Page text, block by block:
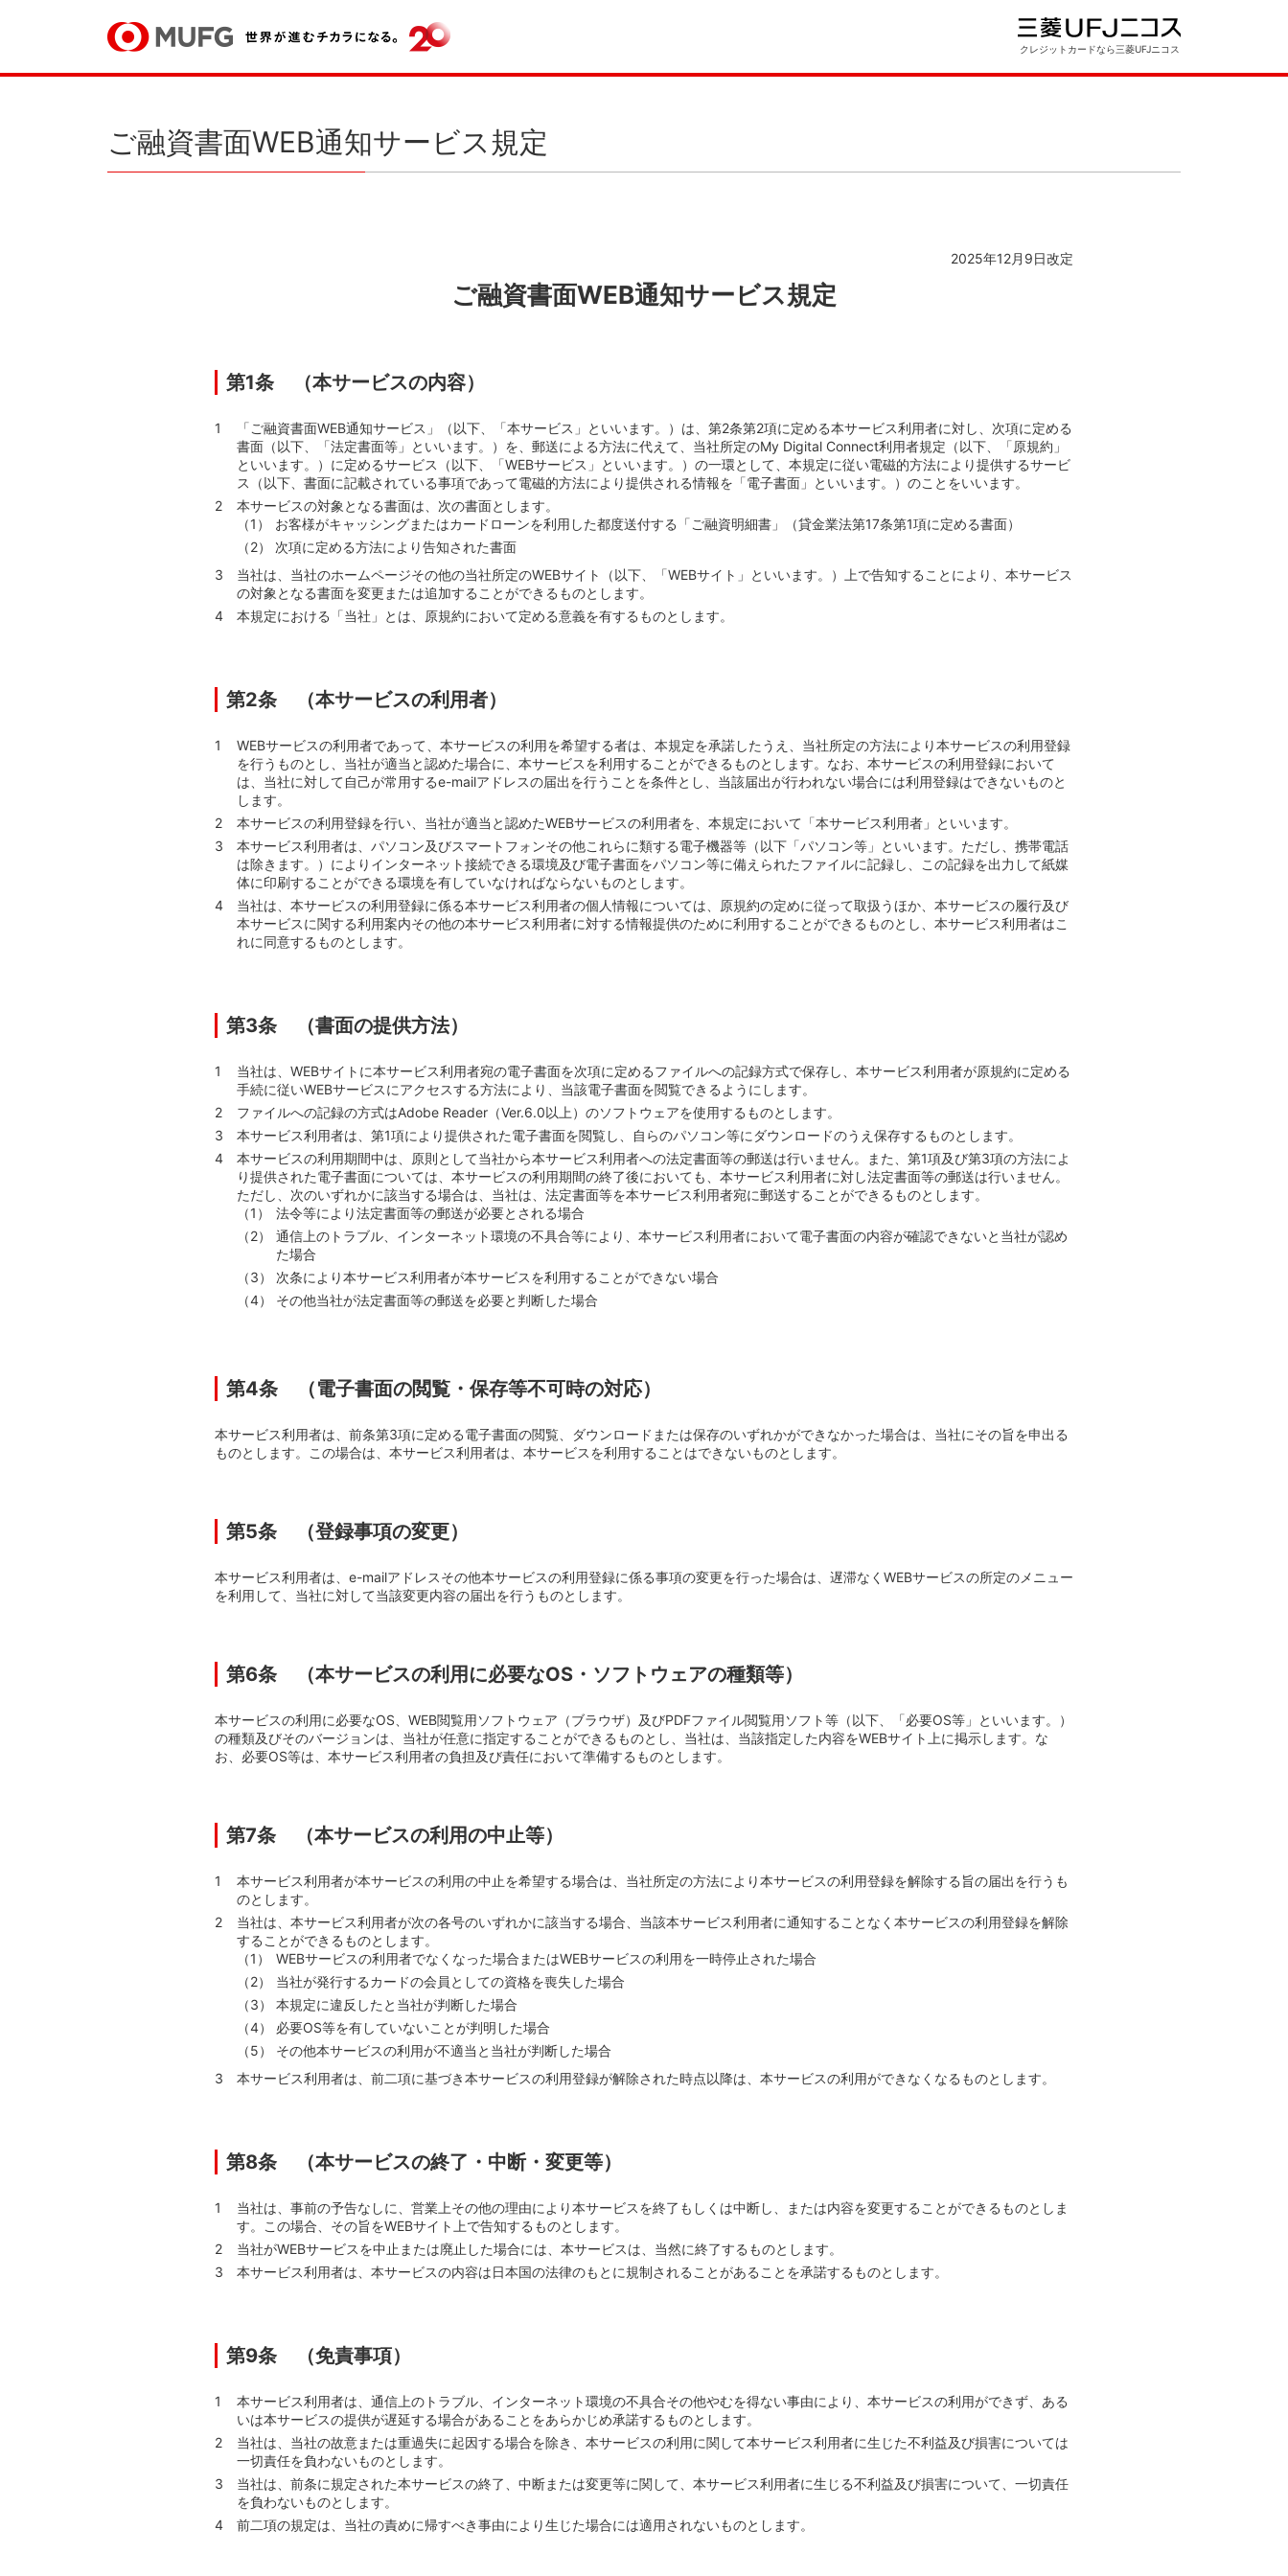
クレジットカードなら三菱UFJニコス
ご融資書面WEB通知サービス規定
2025年12月9日改定
ご融資書面WEB通知サービス規定
第1条 （本サービスの内容）
「ご融資書面WEB通知サービス」（以下、「本サービス」といいます。）は、第2条第2項に定める本サービス利用者に対し、次項に定める
書面（以下、「法定書面等」といいます。）を、郵送による方法に代えて、当社所定のMy Digital Connect利用者規定（以下、「原規約」
といいます。）に定めるサービス（以下、「WEBサービス」といいます。）の一環として、本規定に従い電磁的方法により提供するサービ
ス（以下、書面に記載されている事項であって電磁的方法により提供される情報を「電子書面」といいます。）のことをいいます。
本サービスの対象となる書面は、次の書面とします。
お客様がキャッシングまたはカードローンを利用した都度送付する「ご融資明細書」（貸金業法第17条第1項に定める書面）
次項に定める方法により告知された書面
当社は、当社のホームページその他の当社所定のWEBサイト（以下、「WEBサイト」といいます。）上で告知することにより、本サービス
の対象となる書面を変更または追加することができるものとします。
本規定における「当社」とは、原規約において定める意義を有するものとします。
第2条 （本サービスの利用者）
WEBサービスの利用者であって、本サービスの利用を希望する者は、本規定を承諾したうえ、当社所定の方法により本サービスの利用登録
を行うものとし、当社が適当と認めた場合に、本サービスを利用することができるものとします。なお、本サービスの利用登録において
は、当社に対して自己が常用するe-mailアドレスの届出を行うことを条件とし、当該届出が行われない場合には利用登録はできないものと
します。
本サービスの利用登録を行い、当社が適当と認めたWEBサービスの利用者を、本規定において「本サービス利用者」といいます。
本サービス利用者は、パソコン及びスマートフォンその他これらに類する電子機器等（以下「パソコン等」といいます。ただし、携帯電話
は除きます。）によりインターネット接続できる環境及び電子書面をパソコン等に備えられたファイルに記録し、この記録を出力して紙媒
体に印刷することができる環境を有していなければならないものとします。
当社は、本サービスの利用登録に係る本サービス利用者の個人情報については、原規約の定めに従って取扱うほか、本サービスの履行及び
本サービスに関する利用案内その他の本サービス利用者に対する情報提供のために利用することができるものとし、本サービス利用者はこ
れに同意するものとします。
第3条 （書面の提供方法）
当社は、WEBサイトに本サービス利用者宛の電子書面を次項に定めるファイルへの記録方式で保存し、本サービス利用者が原規約に定める
手続に従いWEBサービスにアクセスする方法により、当該電子書面を閲覧できるようにします。
ファイルへの記録の方式はAdobe Reader（Ver.6.0以上）のソフトウェアを使用するものとします。
本サービス利用者は、第1項により提供された電子書面を閲覧し、自らのパソコン等にダウンロードのうえ保存するものとします。
本サービスの利用期間中は、原則として当社から本サービス利用者への法定書面等の郵送は行いません。また、第1項及び第3項の方法によ
り提供された電子書面については、本サービスの利用期間の終了後においても、本サービス利用者に対し法定書面等の郵送は行いません。
ただし、次のいずれかに該当する場合は、当社は、法定書面等を本サービス利用者宛に郵送することができるものとします。
法令等により法定書面等の郵送が必要とされる場合
通信上のトラブル、インターネット環境の不具合等により、本サービス利用者において電子書面の内容が確認できないと当社が認め
た場合
次条により本サービス利用者が本サービスを利用することができない場合
その他当社が法定書面等の郵送を必要と判断した場合
第4条 （電子書面の閲覧・保存等不可時の対応）
本サービス利用者は、前条第3項に定める電子書面の閲覧、ダウンロードまたは保存のいずれかができなかった場合は、当社にその旨を申出る
ものとします。この場合は、本サービス利用者は、本サービスを利用することはできないものとします。
第5条 （登録事項の変更）
本サービス利用者は、e-mailアドレスその他本サービスの利用登録に係る事項の変更を行った場合は、遅滞なくWEBサービスの所定のメニュー
を利用して、当社に対して当該変更内容の届出を行うものとします。
第6条 （本サービスの利用に必要なOS・ソフトウェアの種類等）
本サービスの利用に必要なOS、WEB閲覧用ソフトウェア（ブラウザ）及びPDFファイル閲覧用ソフト等（以下、「必要OS等」といいます。）
の種類及びそのバージョンは、当社が任意に指定することができるものとし、当社は、当該指定した内容をWEBサイト上に掲示します。な
お、必要OS等は、本サービス利用者の負担及び責任において準備するものとします。
第7条 （本サービスの利用の中止等）
本サービス利用者が本サービスの利用の中止を希望する場合は、当社所定の方法により本サービスの利用登録を解除する旨の届出を行うも
のとします。
当社は、本サービス利用者が次の各号のいずれかに該当する場合、当該本サービス利用者に通知することなく本サービスの利用登録を解除
することができるものとします。
WEBサービスの利用者でなくなった場合またはWEBサービスの利用を一時停止された場合
当社が発行するカードの会員としての資格を喪失した場合
本規定に違反したと当社が判断した場合
必要OS等を有していないことが判明した場合
その他本サービスの利用が不適当と当社が判断した場合
本サービス利用者は、前二項に基づき本サービスの利用登録が解除された時点以降は、本サービスの利用ができなくなるものとします。
第8条 （本サービスの終了・中断・変更等）
当社は、事前の予告なしに、営業上その他の理由により本サービスを終了もしくは中断し、または内容を変更することができるものとしま
す。この場合、その旨をWEBサイト上で告知するものとします。
当社がWEBサービスを中止または廃止した場合には、本サービスは、当然に終了するものとします。
本サービス利用者は、本サービスの内容は日本国の法律のもとに規制されることがあることを承諾するものとします。
第9条 （免責事項）
本サービス利用者は、通信上のトラブル、インターネット環境の不具合その他やむを得ない事由により、本サービスの利用ができず、ある
いは本サービスの提供が遅延する場合があることをあらかじめ承諾するものとします。
当社は、当社の故意または重過失に起因する場合を除き、本サービスの利用に関して本サービス利用者に生じた不利益及び損害については
一切責任を負わないものとします。
当社は、前条に規定された本サービスの終了、中断または変更等に関して、本サービス利用者に生じる不利益及び損害について、一切責任
を負わないものとします。
前二項の規定は、当社の責めに帰すべき事由により生じた場合には適用されないものとします。